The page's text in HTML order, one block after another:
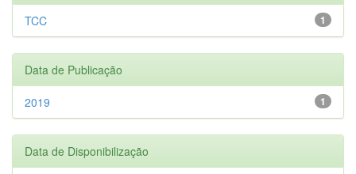
1
TCC
Data de Publicação
1
2019
Data de Disponibilização